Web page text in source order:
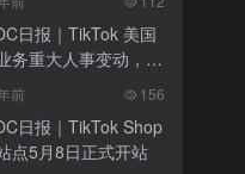
美 DTC 品牌单日
、TikTok
调整遭调查
日报｜TikTok 美国
务重大人事变动，木
整体运营
前 156
日报｜TikTok Shop
点5月8日正式开站